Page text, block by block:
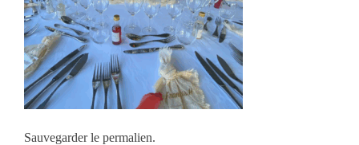
Sauvegarder le permalien.